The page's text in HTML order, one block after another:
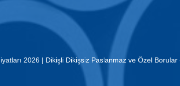
2026 | Dikişli Dikişsiz Paslanmaz ve Özel Borular